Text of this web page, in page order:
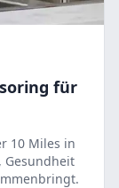
für
10 Miles in
Gesundheit